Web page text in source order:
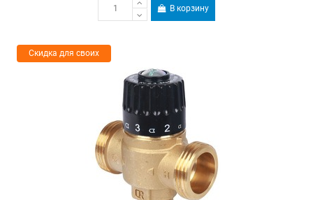
В корзину
Скидка для своих